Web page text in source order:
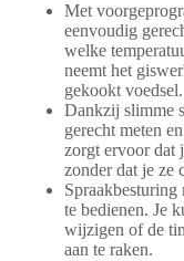
Met
eenvoudig
welke
neemt het
gekookt voedsel.
Dankzij slimme
gerecht meten
zorgt ervoor dat
zonder dat je ze
te bedienen. Je
wijzigen of de
aan te raken.